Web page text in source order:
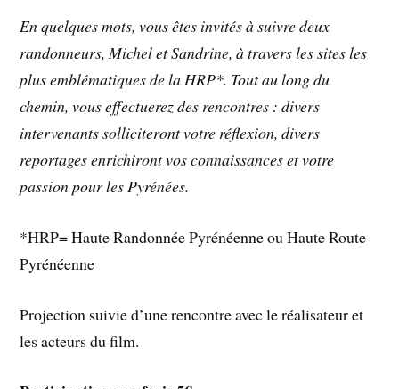
En quelques mots, vous êtes invités à suivre deux
randonneurs, Michel et Sandrine, à travers les sites les
plus emblématiques de la HRP*. Tout au long du
chemin, vous effectuerez des rencontres : divers
intervenants solliciteront votre réflexion, divers
reportages enrichiront vos connaissances et votre
passion pour les Pyrénées.
*HRP= Haute Randonnée Pyrénéenne ou Haute Route
Pyrénéenne
Projection suivie d’une rencontre avec le réalisateur et
les acteurs du film.